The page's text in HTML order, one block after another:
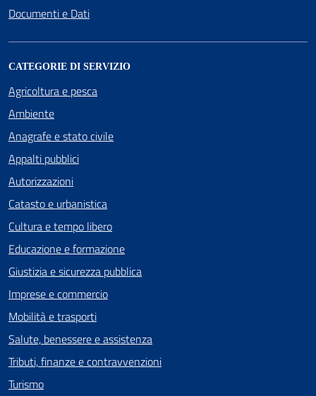
Documenti e Dati
CATEGORIE DI SERVIZIO
Agricoltura e pesca
Ambiente
Anagrafe e stato civile
Appalti pubblici
Autorizzazioni
Catasto e urbanistica
Cultura e tempo libero
Educazione e formazione
Giustizia e sicurezza pubblica
Imprese e commercio
Mobilità e trasporti
Salute, benessere e assistenza
Tributi, finanze e contravvenzioni
Turismo